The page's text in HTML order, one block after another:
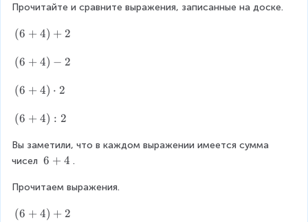
Прочитайте и сравните выражения, записанные на доске.
(
+
)
2
(6 + 4) + 2
(
+
)
2
(6 + 4) − 2
(
+
)
\
d
t
(6 + 4) ⋅ 2
(
+
4
:
(6 + 4) : 2
Вы заметили, что в каждом выражении имеется сумма
чисел 6
4
6 + 4 .
Прочитаем выражения.
(
(6 + 4) + 2